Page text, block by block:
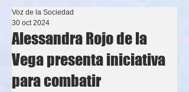
Alessandra Rojo de la
Vega presenta iniciativa
para combatir
Voz de la Sociedad
30 oct 2024